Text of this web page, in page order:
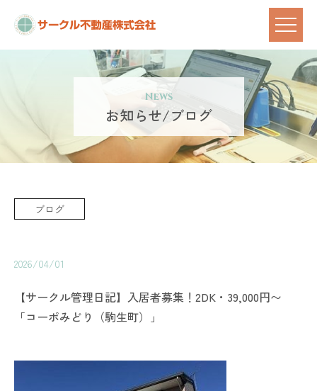
News
お知らせ/ブログ
ブログ
2026/04/01
【サークル管理日記】入居者募集！2DK・39,000円〜
「コーポみどり（駒生町）」